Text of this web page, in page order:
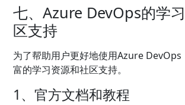
七、Azure DevOps的学
区支持
为了帮助用户更好地使用Azure DevOps
富的学习资源和社区支持。
1、官方文档和教程